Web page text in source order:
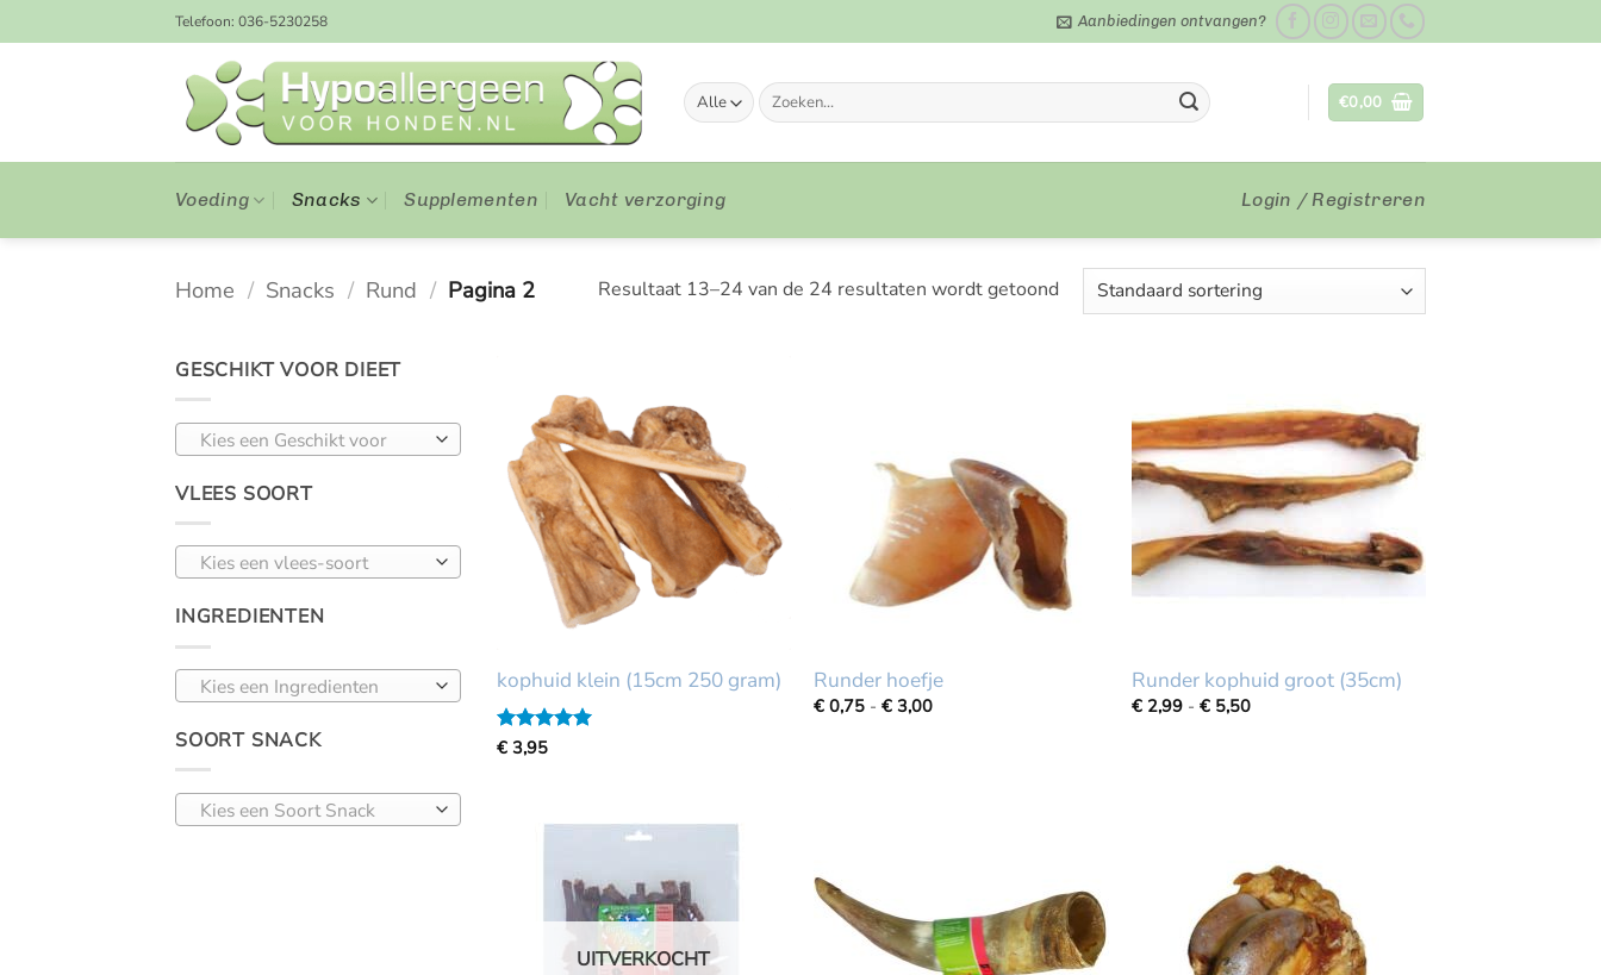
naar
Telefoon: 036-5230258 Aanbiedingen ontvangen?
Zoeken
naar:
€0,00
Voeding Snacks Supplementen Vacht verzorging Login / Registreren
Home / Snacks / Rund / Pagina 2 Resultaat 13–24 van de 24 resultaten wordt getoond
GESCHIKT VOOR DIEET
Kies een Geschikt voor
VLEES SOORT
Kies een vlees-soort
INGREDIENTEN
Kies een Ingredienten
SOORT SNACK
Kies een Soort Snack
kophuid klein (15cm 250 gram)
Gewaardeerd
€ 3,95
Runder hoefje
€0,75 - €3,00Prijsklasse:
Runder kophuid groot (35cm)
€ 2,99 - € 5,50Prijsklasse:
UITVERKOCHT